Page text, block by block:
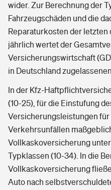
wider. Zur Berechnung der
Fahrzeugschäden und die
Reparaturkosten der letzten
jährlich wertet der
Versicherungswirtschaft
in Deutschland
In der Kfz-
(10-25), für die Einstufung
Versicherungsleistungen
Verkehrsunfällen
Vollkaskoversicherung
Typklassen (10-34). In die
Vollkaskoversicherung
Auto nach